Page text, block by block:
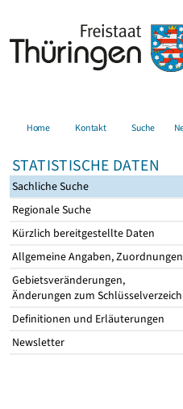
Home Kontakt Suche
STATISTISCHE DATEN
Sachliche Suche
Regionale Suche
Kürzlich bereitgestellte Daten
Allgemeine Angaben, Zuordnungen
Gebietsveränderungen,
Änderungen zum
Definitionen und Erläuterungen
Newsletter